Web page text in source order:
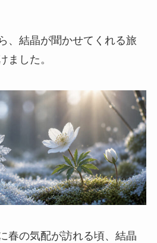
、結晶が聞かせてくれる旅
ました。
春の気配が訪れる頃、結晶